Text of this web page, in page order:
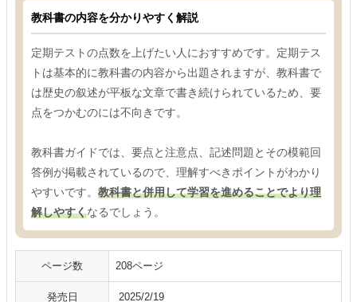
教科書の内容を分かりやすく解説
定期テストの点数を上げたい人におすすめです。定期テス
トは基本的に教科書の内容から出題されますが、教科書で
は歴史の叙述が平板な文章で書き続けられているため、要
点をつかむのには不向きです。
教科書ガイドでは、要点と注意点、記述問題とその模範回
答例が掲載されているので、理解すべきポイントがわかり
やすいです。 教科書と併用して学習を進めることでより理
解しやすくなるでしょう。
ページ数 208ページ
発売日 ‎ 2025/2/19